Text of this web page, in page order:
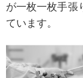
が一枚一枚手張
ています。